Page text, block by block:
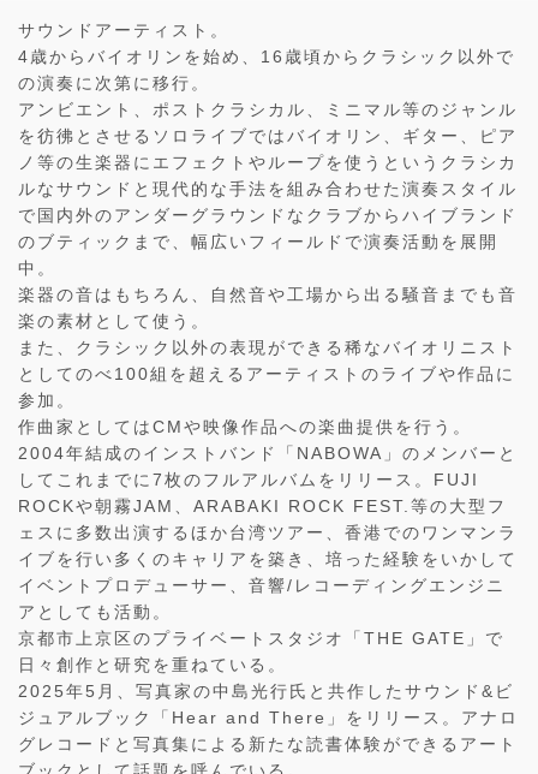
サウンドアーティスト。
4歳からバイオリンを始め、16歳頃からクラシック以外で
の演奏に次第に移行。
アンビエント、ポストクラシカル、ミニマル等のジャンル
を彷彿とさせるソロライブではバイオリン、ギター、ピア
ノ等の生楽器にエフェクトやループを使うというクラシカ
ルなサウンドと現代的な手法を組み合わせた演奏スタイル
で国内外のアンダーグラウンドなクラブからハイブランド
のブティックまで、幅広いフィールドで演奏活動を展開
中。
楽器の音はもちろん、自然音や工場から出る騒音までも音
楽の素材として使う。
また、クラシック以外の表現ができる稀なバイオリニスト
としてのべ100組を超えるアーティストのライブや作品に
参加。
作曲家としてはCMや映像作品への楽曲提供を行う。
2004年結成のインストバンド「NABOWA」のメンバーと
してこれまでに7枚のフルアルバムをリリース。FUJI
ROCKや朝霧JAM、ARABAKI ROCK FEST.等の大型フ
ェスに多数出演するほか台湾ツアー、香港でのワンマンラ
イブを行い多くのキャリアを築き、培った経験をいかして
イベントプロデューサー、音響/レコーディングエンジニ
アとしても活動。
京都市上京区のプライベートスタジオ「THE GATE」で
日々創作と研究を重ねている。
2025年5月、写真家の中島光行氏と共作したサウンド&ビ
ジュアルブック「Hear and There」をリリース。アナロ
グレコードと写真集による新たな読書体験ができるアート
ブックとして話題を呼んでいる。